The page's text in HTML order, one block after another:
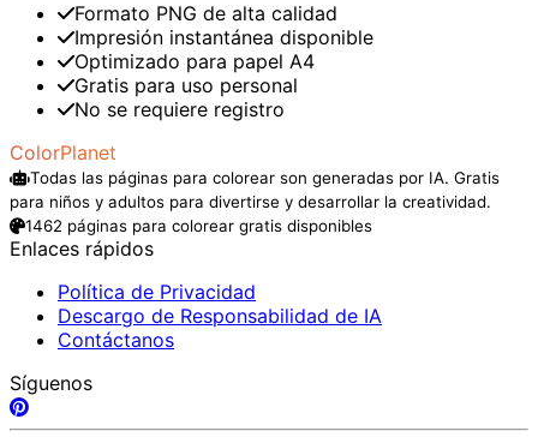
Formato PNG de alta calidad
Impresión instantánea disponible
Optimizado para papel A4
Gratis para uso personal
No se requiere registro
ColorPlanet
Todas las páginas para colorear son generadas por IA. Gratis
para niños y adultos para divertirse y desarrollar la creatividad.
1462 páginas para colorear gratis disponibles
Enlaces rápidos
Política de Privacidad
Descargo de Responsabilidad de IA
Contáctanos
Síguenos